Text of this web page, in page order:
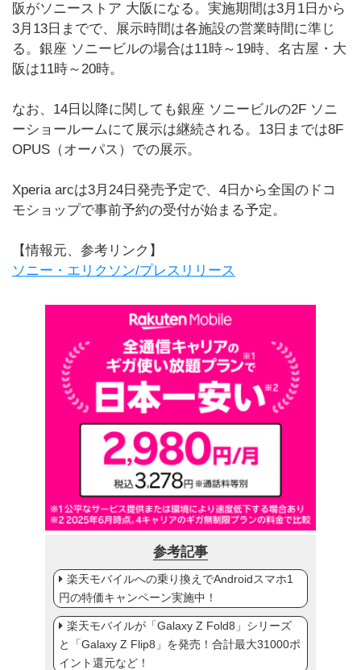
阪がソニーストア 大阪になる。実施期間は3月1日から
3月13日までで、展示時間は各施設の営業時間に準じ
る。銀座 ソニービルの場合は11時～19時、名古屋・大
阪は11時～20時。
なお、14日以降に関しても銀座 ソニービルの2F ソニ
ーショールームにて展示は継続される。13日までは8F
OPUS（オーパス）での展示。
Xperia arcは3月24日発売予定で、4日から全国のドコ
モショップで事前予約の受付が始まる予定。
【情報元、参考リンク】
ソニー・エリクソン/プレスリリース
参考記事
楽天モバイルへの乗り換えでAndroidスマホ1
円の特価キャンペーン実施中！
楽天モバイルが「Galaxy Z Fold8」シリーズ
と「Galaxy Z Flip8」を発売！合計最大31000ポ
イント還元など！